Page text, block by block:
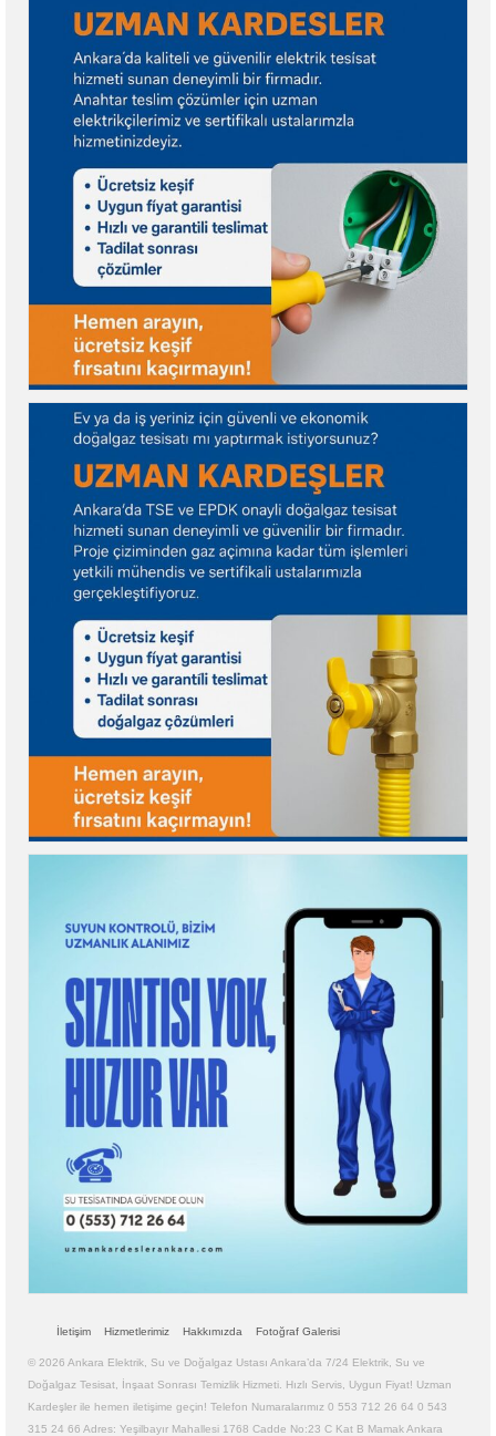
İletişim Hizmetlerimiz Hakkımızda Fotoğraf Galerisi
© 2026 Ankara Elektrik, Su ve Doğalgaz Ustası Ankara’da 7/24 Elektrik, Su ve
Doğalgaz Tesisat, İnşaat Sonrası Temizlik Hizmeti. Hızlı Servis, Uygun Fiyat! Uzman
Kardeşler ile hemen iletişime geçin! Telefon Numaralarımız 0 553 712 26 64 0 543
315 24 66 Adres: Yeşilbayır Mahallesi 1768 Cadde No:23 C Kat B Mamak Ankara